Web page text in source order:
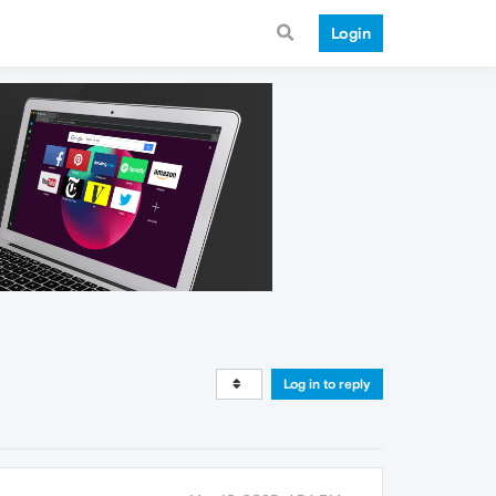
Login
Log in to reply